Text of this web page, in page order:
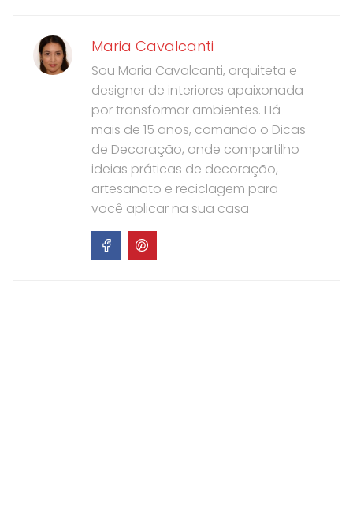
Maria Cavalcanti
Sou Maria Cavalcanti, arquiteta e
designer de interiores apaixonada
por transformar ambientes. Há
mais de 15 anos, comando o Dicas
de Decoração, onde compartilho
ideias práticas de decoração,
artesanato e reciclagem para
você aplicar na sua casa